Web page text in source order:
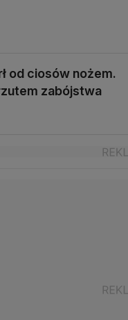
od ciosów nożem.
zabójstwa